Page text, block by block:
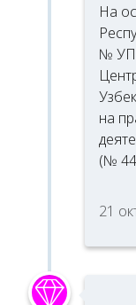
На
№ УП-
на
(№ 44
21